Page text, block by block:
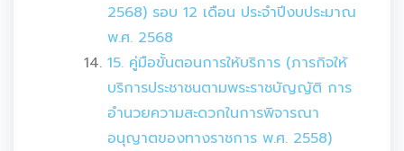
2568) รอบ 12 เดือน ประจำปีงบประมาณ
พ.ศ. 2568
15. คู่มือขั้นตอนการให้บริการ (ภารกิจให้
บริการประชาชนตามพระราชบัญญัติ การ
อำนวยความสะดวกในการพิจารณา
อนุญาตของทางราชการ พ.ศ. 2558)